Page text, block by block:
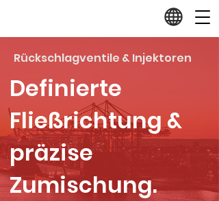
Rückschlagventile & Injektoren
Definierte
Fließrichtung &
präzise
Zumischung.